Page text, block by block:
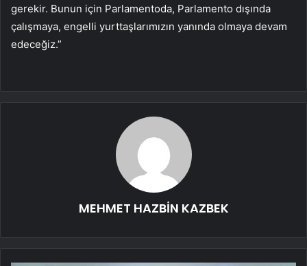
gerekir. Bunun için Parlamentoda, Parlamento dışında
çalışmaya, engelli yurttaşlarımızın yanında olmaya devam
edeceğiz.”
MEHMET HAZBİN KAZBEK